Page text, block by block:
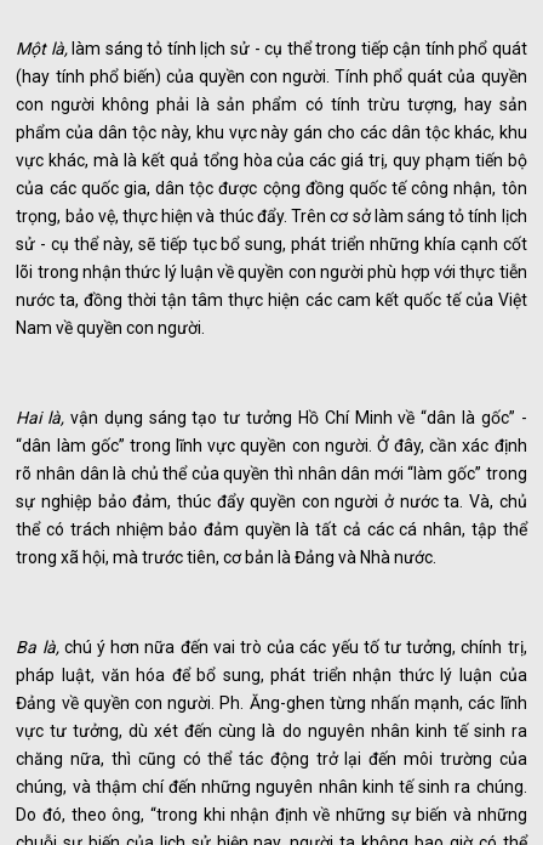
Một là,làm sáng tỏ tính lịch sử - cụ thể trong tiếp cận tính phổ quát
(hay tính phổ biến) của quyền con người. Tính phổ quát của quyền
con người không phải là sản phẩm có tính trừu tượng, hay sản
phẩm của dân tộc này, khu vực này gán cho các dân tộc khác, khu
vực khác, mà là kết quả tổng hòa của các giá trị, quy phạm tiến bộ
của các quốc gia, dân tộc được cộng đồng quốc tế công nhận, tôn
trọng, bảo vệ, thực hiện và thúc đẩy. Trên cơ sở làm sáng tỏ tính lịch
sử - cụ thể này, sẽ tiếp tục bổ sung, phát triển những khía cạnh cốt
lõi trong nhận thức lý luận về quyền con người phù hợp với thực tiễn
nước ta, đồng thời tận tâm thực hiện các cam kết quốc tế của Việt
Nam về quyền con người.
Hai là, vận dụng sáng tạo tư tưởng Hồ Chí Minh về “dân là gốc” -
“dân làm gốc” trong lĩnh vực quyền con người. Ở đây, cần xác định
rõ nhân dân là chủ thể của quyền thì nhân dân mới “làm gốc” trong
sự nghiệp bảo đảm, thúc đẩy quyền con người ở nước ta. Và, chủ
thể có trách nhiệm bảo đảm quyền là tất cả các cá nhân, tập thể
trong xã hội, mà trước tiên, cơ bản là Đảng và Nhà nước.
Ba là,chú ý hơn nữa đến vai trò của các yếu tố tư tưởng, chính trị,
pháp luật, văn hóa để bổ sung, phát triển nhận thức lý luận của
Đảng về quyền con người. Ph. Ăng-ghen từng nhấn mạnh, các lĩnh
vực tư tưởng, dù xét đến cùng là do nguyên nhân kinh tế sinh ra
chăng nữa, thì cũng có thể tác động trở lại đến môi trường của
chúng, và thậm chí đến những nguyên nhân kinh tế sinh ra chúng.
Do đó, theo ông, “trong khi nhận định về những sự biến và những